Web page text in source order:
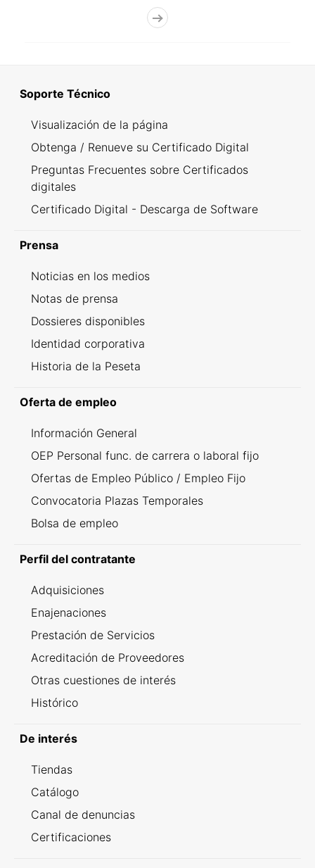
Soporte Técnico
Visualización de la página
Obtenga / Renueve su Certificado Digital
Preguntas Frecuentes sobre Certificados
digitales
Certificado Digital - Descarga de Software
Prensa
Noticias en los medios
Notas de prensa
Dossieres disponibles
Identidad corporativa
Historia de la Peseta
Oferta de empleo
Información General
OEP Personal func. de carrera o laboral fijo
Ofertas de Empleo Público / Empleo Fijo
Convocatoria Plazas Temporales
Bolsa de empleo
Perfil del contratante
Adquisiciones
Enajenaciones
Prestación de Servicios
Acreditación de Proveedores
Otras cuestiones de interés
Histórico
De interés
Tiendas
Catálogo
Canal de denuncias
Certificaciones